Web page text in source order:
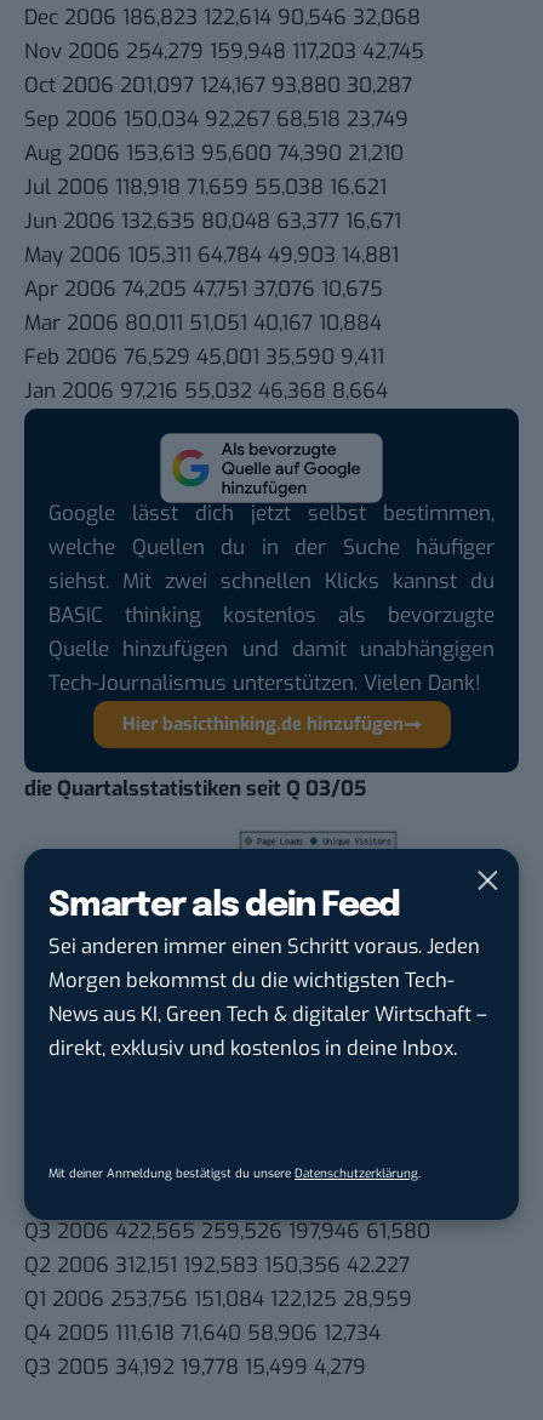
Smarter als dein Feed
Sei anderen immer einen Schritt voraus. Jeden
Morgen bekommst du die wichtigsten Tech-
News aus KI, Green Tech & digitaler Wirtschaft –
direkt, exklusiv und kostenlos in deine Inbox.
Mit deiner Anmeldung bestätigst du unsere Datenschutzerklärung
Dec 2006 186,823 122,614 90,546 32,068
Nov 2006 254,279 159,948 117,203 42,745
Oct 2006 201,097 124,167 93,880 30,287
Sep 2006 150,034 92,267 68,518 23,749
Aug 2006 153,613 95,600 74,390 21,210
Jul 2006 118,918 71,659 55,038 16,621
Jun 2006 132,635 80,048 63,377 16,671
May 2006 105,311 64,784 49,903 14,881
Apr 2006 74,205 47,751 37,076 10,675
Mar 2006 80,011 51,051 40,167 10,884
Feb 2006 76,529 45,001 35,590 9,411
Jan 2006 97,216 55,032 46,368 8,664
Google lässt dich jetzt selbst bestimmen,
welche Quellen du in der Suche häufiger
siehst. Mit zwei schnellen Klicks kannst du
BASIC thinking kostenlos als bevorzugte
Quelle hinzufügen und damit unabhängigen
Tech-Journalismus unterstützen. Vielen Dank!
Hier basicthinking.de hinzufügen
die Quartalsstatistiken seit Q 03/05
Q1 2007 591,110 378,884 275,673 103,211
Q4 2006 642,199 406,729 301,629 105,100
Q3 2006 422,565 259,526 197,946 61,580
Q2 2006 312,151 192,583 150,356 42,227
Q1 2006 253,756 151,084 122,125 28,959
Q4 2005 111,618 71,640 58,906 12,734
Q3 2005 34,192 19,778 15,499 4,279